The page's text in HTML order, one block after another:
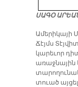
ՍԱԳՕ
Ճէյմս
կարեւոր
առաջնային
տուած